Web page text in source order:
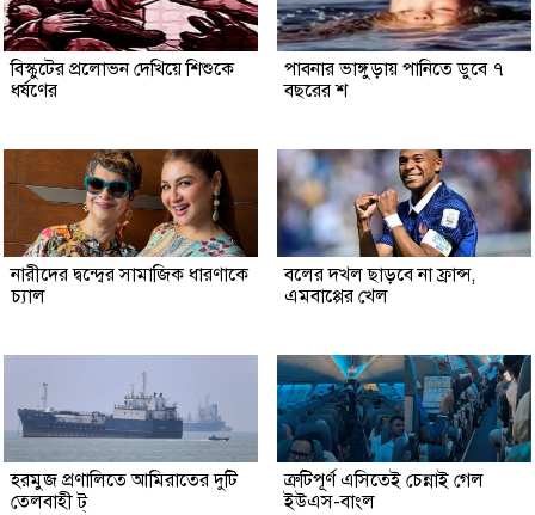
বিস্কুটের প্রলোভন দেখিয়ে শিশুকে
ধর্ষণের
পাবনার ভাঙ্গুড়ায় পানিতে ডুবে ৭
বছরের শ
নারীদের দ্বন্দ্বের সামাজিক ধারণাকে
চ্যাল
বলের দখল ছাড়বে না ফ্রান্স,
এমবাপ্পের খেল
হরমুজ প্রণালিতে আমিরাতের দুটি
তেলবাহী ট্
ত্রুটিপূর্ণ এসিতেই চেন্নাই গেল
ইউএস-বাংল